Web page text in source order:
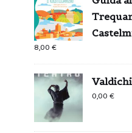
8,00€
0,00€